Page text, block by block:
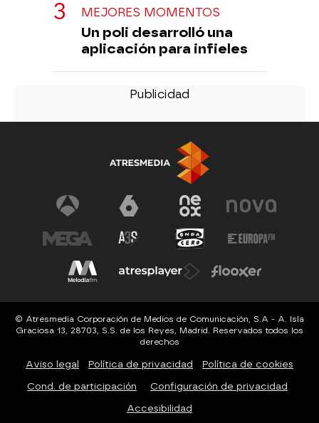
MEJORES MOMENTOS
Un poli desarrolló una
aplicación para infieles
© Atresmedia Corporación de Medios de Comunicación, S.A - A. Isla
Graciosa 13, 28703, S.S. de los Reyes, Madrid. Reservados todos los
derechos
Aviso legal Política de privacidad Política de cookies
Cond. de participación Configuración de privacidad
Accesibilidad